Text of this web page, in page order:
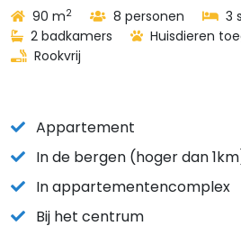
90 m2 8 personen
3
2 badkamers
Huisdieren
Rookvrij
Appartement
In de bergen (hoger dan
In appartementencomplex
Bij het centrum